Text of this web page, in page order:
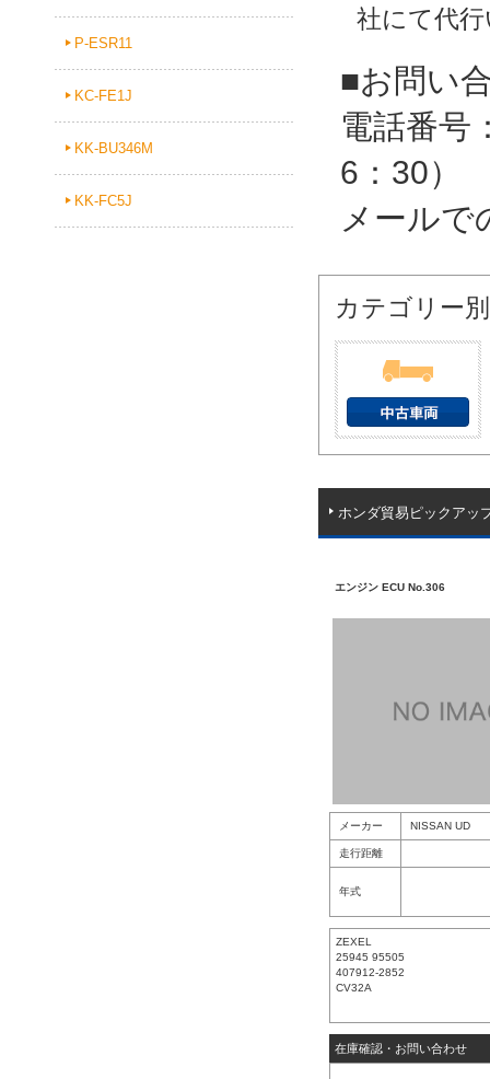
P-ESR11
KC-FE1J
KK-BU346M
KK-FC5J
社にて代
■お問い
電話番号
6：30）
メールで
カテゴリー
ホンダ貿易ピックアッ
エンジン ECU No.306
メーカー NISSAN UD
走行距離
年式
ZEXEL
25945 95505
407912-2852
CV32A
在庫確認・お問い合わせ